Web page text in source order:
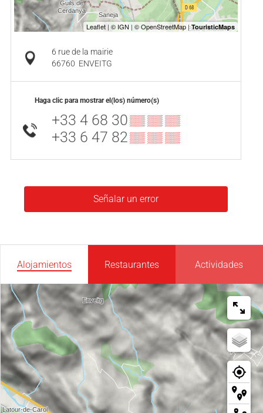
6 rue de la mairie
66760 ENVEITG
Haga clic para mostrar el(los) número(s)
+33 4 68 30▒▒ ▒▒ ▒▒
+33 6 47 82▒▒ ▒▒ ▒▒
Señalar un error
Alojamientos Restaurantes Actividades